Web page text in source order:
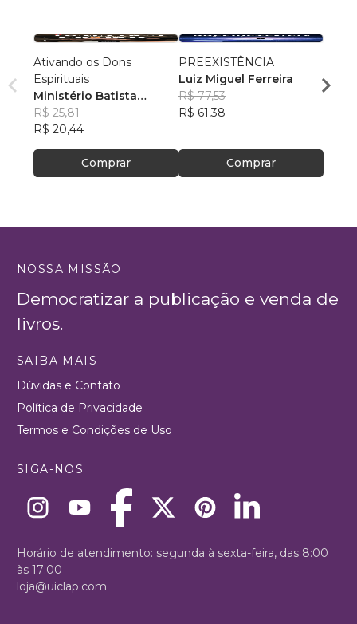
Ativando os Dons
Espirituais
Ministério Batista
Ebenézer
R$ 25,81
R$ 20,44
Comprar
PREEXISTÊNCIA
Luiz Miguel Ferreira
R$ 77,53
R$ 61,38
Comprar
NOSSA MISSÃO
Democratizar a publicação e venda de
livros.
SAIBA MAIS
Dúvidas e Contato
Política de Privacidade
Termos e Condições de Uso
SIGA-NOS
Horário de atendimento: segunda à sexta-feira, das 8:00
às 17:00
loja@uiclap.com